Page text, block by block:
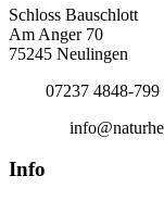
Schloss Bauschlott
Am Anger 70
75245 Neulingen
07237 4848-799
Info